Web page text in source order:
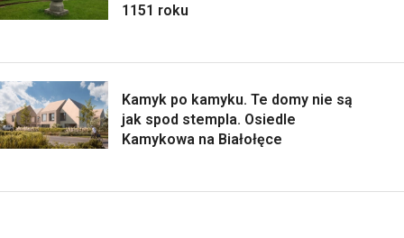
1151 roku
Kamyk po kamyku. Te domy nie są
jak spod stempla. Osiedle
Kamykowa na Białołęce